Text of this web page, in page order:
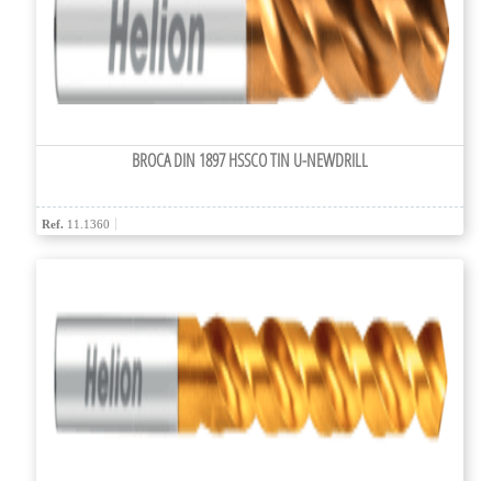
BROCA DIN 1897 HSSCO TIN U-NEWDRILL
Ref. 11.1360